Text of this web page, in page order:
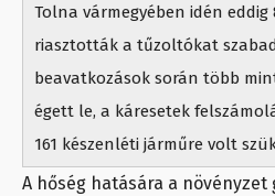
Tolna vármegyében idén
riasztották a tűzoltókat
beavatkozások során több
égett le, a káresetek
161 készenléti járműre volt
A hőség hatására a